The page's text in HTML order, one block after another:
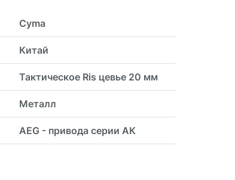
Cyma
Китай
Тактическое Ris цевье 20 мм
Металл
AEG - привода серии АК